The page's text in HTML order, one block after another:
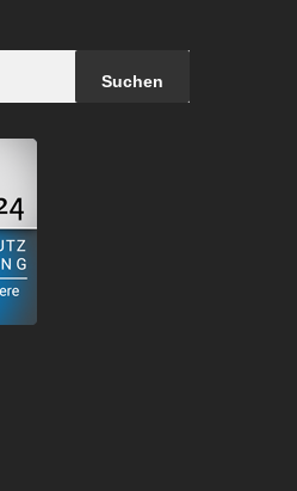
Suchen